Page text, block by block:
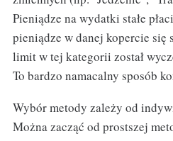
Pieniądze na wydatki stałe
pieniądze w danej kopercie się
limit w tej kategorii został
To bardzo namacalny sposób
Wybór metody zależy od
Można zacząć od prostszej